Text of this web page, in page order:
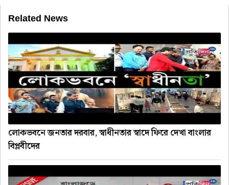
Related News
লোকভবনে জনতার দরবার, স্বাধীনতার স্বাদে ফিরে দেখা বাংলার
বিপ্লবীদের